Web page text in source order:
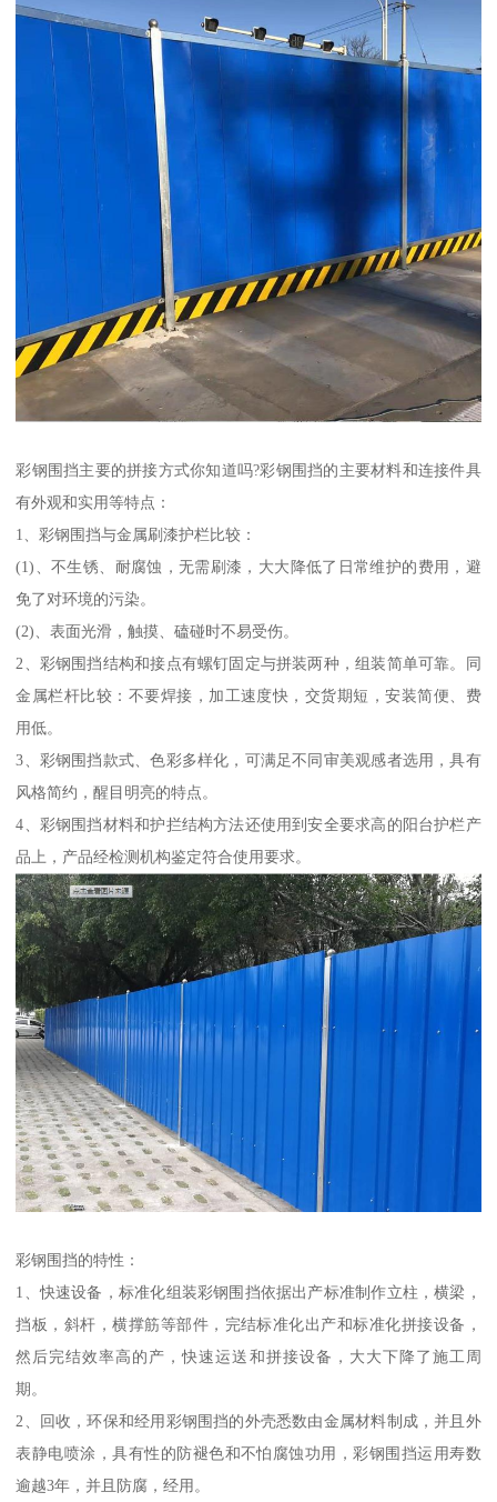
彩钢围挡主要的拼接方式你知道吗?彩钢围挡的主要材料和连接件具
有外观和实用等特点：
1、彩钢围挡与金属刷漆护栏比较：
(1)、不生锈、耐腐蚀，无需刷漆，大大降低了日常维护的费用，避
免了对环境的污染。
(2)、表面光滑，触摸、磕碰时不易受伤。
2、彩钢围挡结构和接点有螺钉固定与拼装两种，组装简单可靠。同
金属栏杆比较：不要焊接，加工速度快，交货期短，安装简便、费
用低。
3、彩钢围挡款式、色彩多样化，可满足不同审美观感者选用，具有
风格简约，醒目明亮的特点。
4、彩钢围挡材料和护拦结构方法还使用到安全要求高的阳台护栏产
品上，产品经检测机构鉴定符合使用要求。
彩钢围挡的特性：
1、快速设备，标准化组装彩钢围挡依据出产标准制作立柱，横梁，
挡板，斜杆，横撑筋等部件，完结标准化出产和标准化拼接设备，
然后完结效率高的产，快速运送和拼接设备，大大下降了施工周
期。
2、回收，环保和经用彩钢围挡的外壳悉数由金属材料制成，并且外
表静电喷涂，具有性的防褪色和不怕腐蚀功用，彩钢围挡运用寿数
逾越3年，并且防腐，经用。